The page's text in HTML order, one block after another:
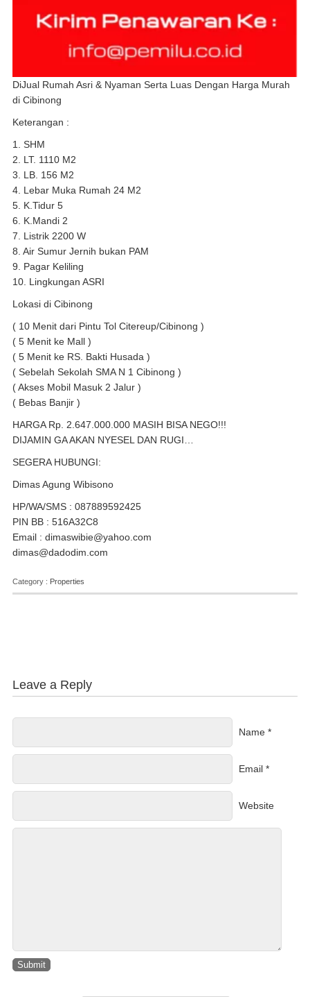
DiJual Rumah Asri & Nyaman Serta Luas Dengan Harga Murah
di Cibinong
Keterangan :
1. SHM
2. LT. 1110 M2
3. LB. 156 M2
4. Lebar Muka Rumah 24 M2
5. K.Tidur 5
6. K.Mandi 2
7. Listrik 2200 W
8. Air Sumur Jernih bukan PAM
9. Pagar Keliling
10. Lingkungan ASRI
Lokasi di Cibinong
( 10 Menit dari Pintu Tol Citereup/Cibinong )
( 5 Menit ke Mall )
( 5 Menit ke RS. Bakti Husada )
( Sebelah Sekolah SMA N 1 Cibinong )
( Akses Mobil Masuk 2 Jalur )
( Bebas Banjir )
HARGA Rp. 2.647.000.000 MASIH BISA NEGO!!!
DIJAMIN GA AKAN NYESEL DAN RUGI…
SEGERA HUBUNGI:
Dimas Agung Wibisono
HP/WA/SMS : 087889592425
PIN BB : 516A32C8
Email : dimaswibie@yahoo.com
dimas@dadodim.com
Category : Properties
Leave a Reply
Name *
Email *
Website